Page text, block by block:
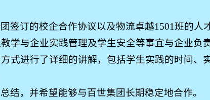
签订的校企合作协议以及物流卓越1501班的人
学与企业实践管理及学生安全等事宜与企业负
式进行了详细的讲解，包括学生实践的时间、
结，并希望能够与百世集团长期稳定地合作。